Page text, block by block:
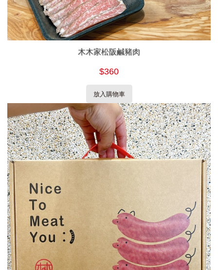
木木家松阪鹹豬肉
$360
放入購物車